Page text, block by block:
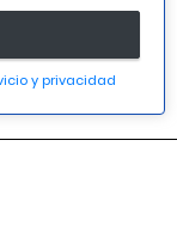
y privacidad